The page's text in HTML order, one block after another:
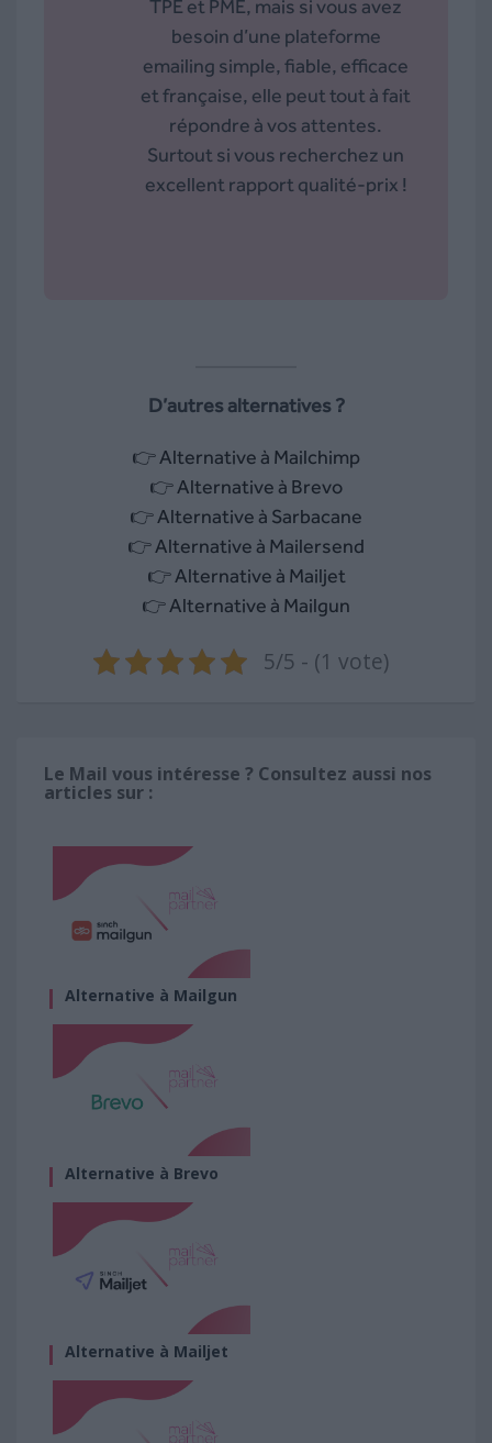
TPE et PME, mais si vous avez
besoin d’une plateforme
emailing simple, fiable, efficace
et française, elle peut tout à fait
répondre à vos attentes.
Surtout si vous recherchez un
excellent rapport qualité-prix !
D’autres alternatives ?
👉Alternative à Mailchimp
👉Alternative à Brevo
👉Alternative à Sarbacane
👉 Alternative à Mailersend
👉Alternative à Mailjet
👉Alternative à Mailgun
5/5 - (1 vote)
Le Mail vous intéresse ? Consultez aussi nos
articles sur :
Alternative à Mailgun
Alternative à Brevo
Alternative à Mailjet